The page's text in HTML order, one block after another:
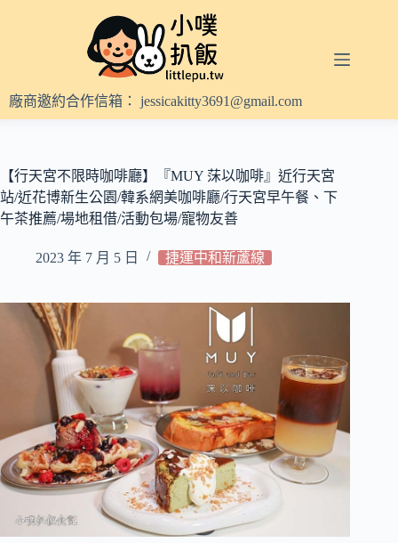
內
容
廠商邀約合作信箱： jessicakitty3691@gmail.com
【行天宮不限時咖啡廳】『MUY 莯以咖啡』近行天宮
站/近花博新生公園/韓系網美咖啡廳/行天宮早午餐、下
午茶推薦/場地租借/活動包場/寵物友善
2023 年 7 月 5 日 捷運中和新蘆線